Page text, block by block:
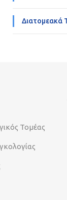
Διατομεακά
Τομέας